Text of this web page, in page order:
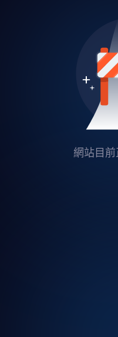
網站目前